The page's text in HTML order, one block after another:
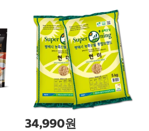
34,990원